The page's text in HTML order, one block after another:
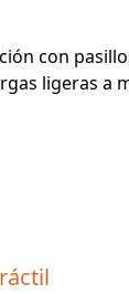
con
ligeras a